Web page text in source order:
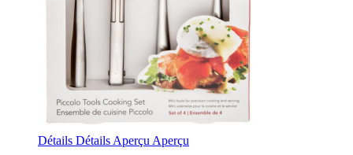
Détails Détails Aperçu Aperçu